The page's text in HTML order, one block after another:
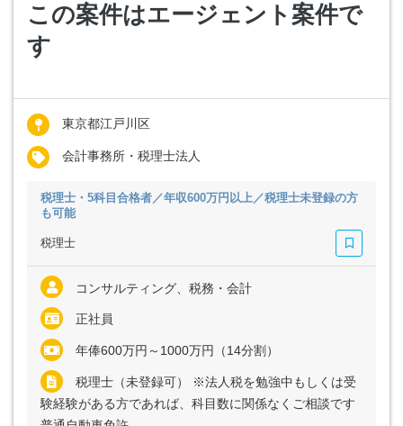
この案件はエージェント案件で
す
東京都江戸川区
会計事務所・税理士法人
税理士・5科目合格者／年収600万円以上／税理士未登録の方
も可能
税理士
コンサルティング、税務・会計
正社員
年俸600万円～1000万円（14分割）
税理士（未登録可） ※法人税を勉強中もしくは受
験経験がある方であれば、科目数に関係なくご相談です